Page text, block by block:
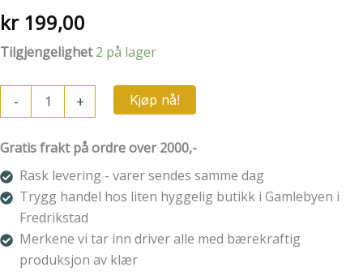
kr199,00
Tilgjengelighet 2 på lager
-
Cat
antall
+ Kjøp nå!
Gratis frakt på ordre over 2000,-
Rask levering - varer sendes samme dag
Trygg handel hos liten hyggelig butikk i Gamlebyen i
Fredrikstad
Merkene vi tar inn driver alle med bærekraftig
produksjon av klær